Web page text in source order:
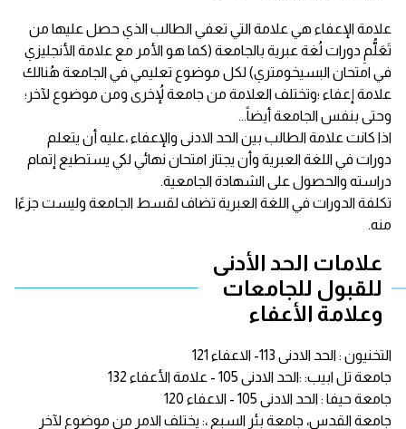
علامة الإعفاء هي علامة التي تعفي الطالب الذي حصل عليها من
تَعَلُّمِ دورات لُغة عبرية بالجامعة (كما هو الأمر مع علامة الأنجليزي
في امتحان البسيخومتري) لكل موضوع تعليمي في الجامعة هُنالك
علامة إعفاء ؛وتختلف العلامة من جامعة لإُخرى ومن موضوع لآخر؛
وحتى بنفس الجامعة أيضاً...
اذا كانت علامة الطالب بين الحد الادنى والإعفاء ،عليه أن يتعلم
دورات في اللغة العبرية وأن يجتاز امتحان نهائي لكي يستطيع إتمام
دراسته والحصول على الشهادة الجامعية.
تكلفة الدورات في اللغة العبرية تضاف لقسط الجامعة وليست جزءًا
منه.
علامات الحد الأدنى
للقبول للجامعات
وعلامة الأعفاء
التخنيون : الحد الادنى 113- الاعفاء 121
جامعة تل ابيب: :الحد الادنى 105 - علامة الأعفاء 132
جامعة حيفا : الحد الادنى 105 - الاعفاء 120
جامعة القدس، جامعة بئر السبع ،: يختلف الامر من موضوع لآخر